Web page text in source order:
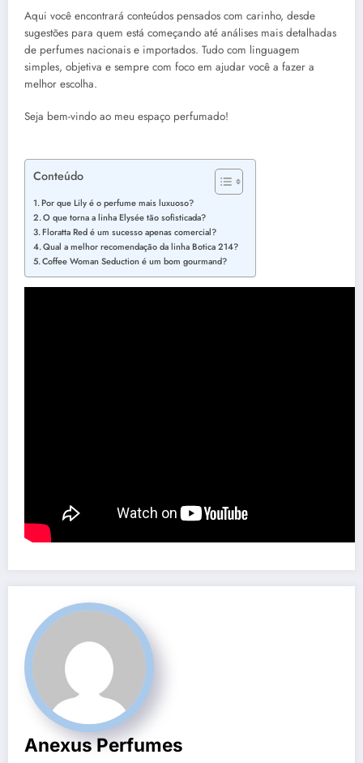
Aqui você encontrará conteúdos pensados com carinho, desde
sugestões para quem está começando até análises mais detalhadas
de perfumes nacionais e importados. Tudo com linguagem
simples, objetiva e sempre com foco em ajudar você a fazer a
melhor escolha.
Seja bem-vindo ao meu espaço perfumado!
Conteúdo
Por que Lily é o perfume mais luxuoso?
O que torna a linha Elysée tão sofisticada?
Floratta Red é um sucesso apenas comercial?
Qual a melhor recomendação da linha Botica 214?
Coffee Woman Seduction é um bom gourmand?
Anexus Perfumes